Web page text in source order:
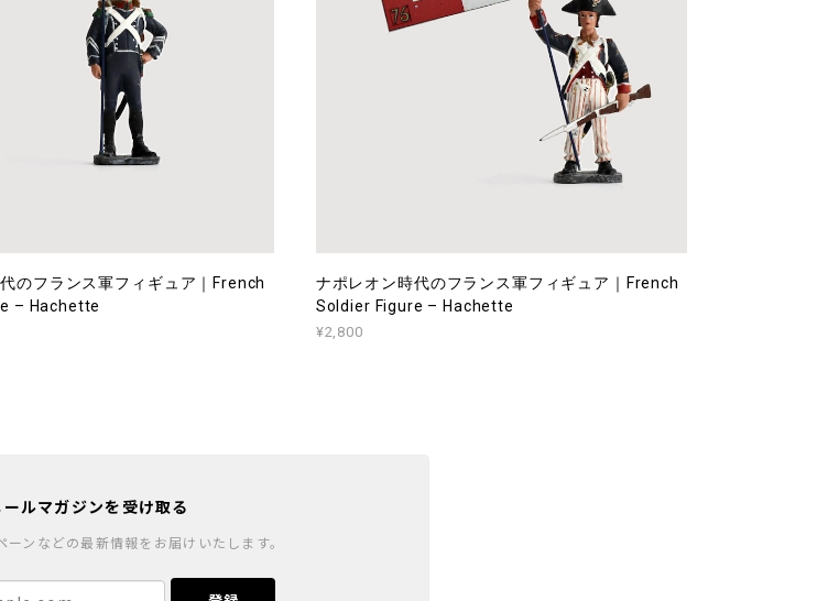
のフランス軍フィギュア｜French
– Hachette
ナポレオン時代のフランス軍フィギュア｜French
Soldier Figure – Hachette
¥2,800
ールマガジンを受け取る
ーンなどの最新情報をお届けいたします。